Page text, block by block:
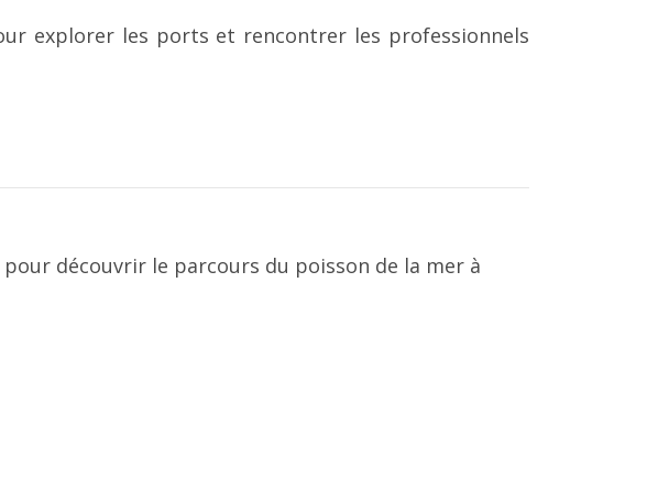
explorer les ports et rencontrer les professionnels
découvrir le parcours du poisson de la mer à